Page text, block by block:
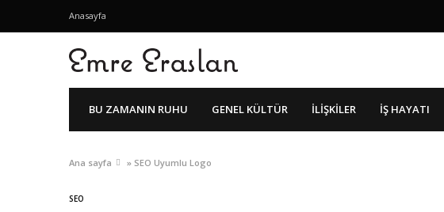
Anasayfa
BU ZAMANIN RUHU GENEL KÜLTÜR İLIŞKILER İŞ HAYATI
Ana sayfa » SEO Uyumlu Logo
SEO